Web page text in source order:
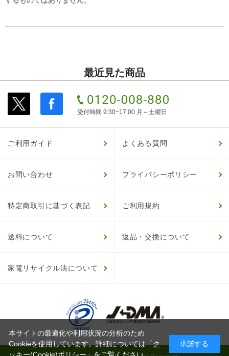
最近見た商品
受付時間 9:30~17:00 月～土曜日
ご利用ガイド よくある質問
お問い合わせ プライバシーポリシー
特定商取引に基づく表記 ご利用規約
送料について 返品・交換について
家電リサイクル法について
本サイトの最適化や利用状況の分析のため
Cookieを使用しています。詳細については「ク
承諾する